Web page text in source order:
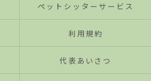
ペットシッターサービス
利用規約
代表あいさつ